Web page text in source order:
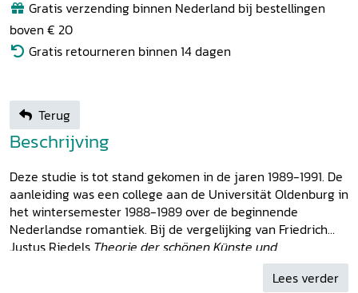
Gratis verzending binnen Nederland bij bestellingen
boven € 20
Gratis retourneren binnen 14 dagen
Terug
Beschrijving
Deze studie is tot stand gekomen in de jaren 1989-1991. De
aanleiding was een college aan de Universität Oldenburg in
het wintersemester 1988-1989 over de beginnende
Nederlandse romantiek. Bij de vergelijking van Friedrich
Justus Riedels Theorie der schönen Künste und
met Hieronymus van Alphens bewerking
van die tekst kwam Willem Emmery de Perponchers kritiek
Lees verder